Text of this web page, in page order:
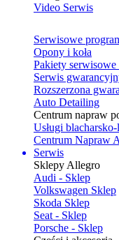
Video Serwis
Serwisowe
Opony i koła
Pakiety
Serwis
Rozszerzona
Auto Detailing
Centrum napraw
Usługi
Centrum Napraw
Serwis
Sklepy Allegro
Audi - Sklep
Volkswagen Sklep
Skoda Sklep
Seat - Sklep
Porsche - Sklep